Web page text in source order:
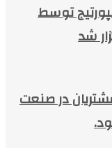
توسط
شد
در صنعت